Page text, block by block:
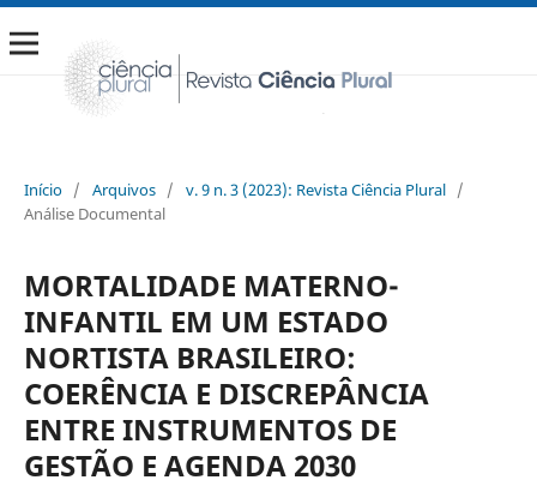
Início / Arquivos / v. 9 n. 3 (2023): Revista Ciência Plural /
Análise Documental
MORTALIDADE MATERNO-
INFANTIL EM UM ESTADO
NORTISTA BRASILEIRO:
COERÊNCIA E DISCREPÂNCIA
ENTRE INSTRUMENTOS DE
GESTÃO E AGENDA 2030